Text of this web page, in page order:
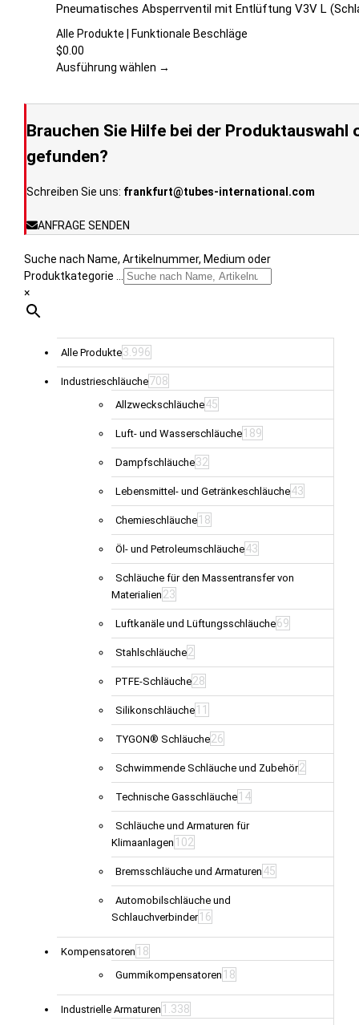
der
Produktseite
werden
weist
mehrere
auf.
auf
gewählt
werden
Pneumatisches Absperrventil mit Entlüftung V3V L
Alle Produkte | Funktionale Beschläge
$0.00
Ausführung wählen →
Brauchen Sie Hilfe bei der
gefunden?
Schreiben Sie uns: frankfurt@tubes-international.com
ANFRAGE SENDEN
Suche nach Name, Artikelnummer, Medium oder
Produktkategorie ...
×
Alle Produkte3.996
Industrieschläuche708
Allzweckschläuche45
Luft- und Wasserschläuche 189
Dampfschläuche32
Lebensmittel- und Getränkeschläuche43
Chemieschläuche 18
Öl- und Petroleumschläuche43
Schläuche für den Massentransfer von
Materialien 23
Luftkanäle und Lüftungsschläuche69
Stahlschläuche2
PTFE-Schläuche28
Silikonschläuche 11
TYGON® Schläuche26
Schwimmende Schläuche und Zubehör2
Technische Gasschläuche 14
Schläuche und Armaturen für
Klimaanlagen 102
Bremsschläuche und Armaturen 45
Automobilschläuche und
Schlauchverbinder 16
Kompensatoren 18
Gummikompensatoren 18
Industrielle Armaturen 1.338